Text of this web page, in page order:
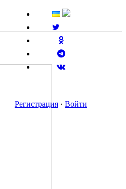
Регистрация · Войти